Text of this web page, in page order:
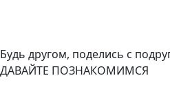
Будь другом, поделись с
ДАВАЙТЕ ПОЗНАКОМИМСЯ